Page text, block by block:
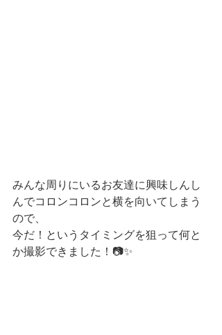
みんな周りにいるお友達に興味しんし
んでコロンコロンと横を向いてしまう
ので、
今だ！というタイミングを狙って何と
か撮影できました！📷✨